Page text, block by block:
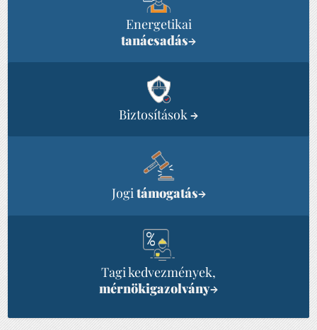
Energetikai
tanácsadás→
Biztosítások→
Jogitámogatás→
Tagi kedvezmények,
mérnökigazolvány→